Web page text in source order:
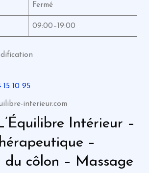
Fermé
09:00–19:00
15 10 95
interieur.com
Intérieur –
–
côlon – Massage